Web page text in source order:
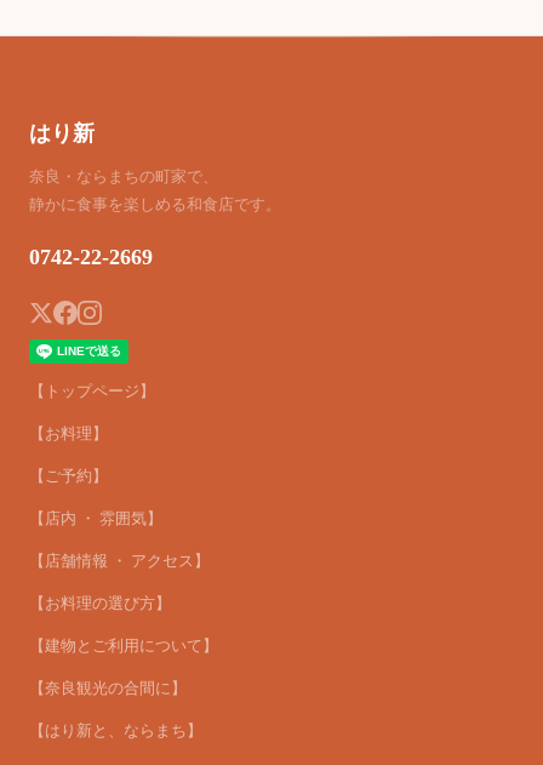
はり新
奈良・ならまちの町家で、
静かに食事を楽しめる和食店です。
0742-22-2669
【トップページ】
【お料理】
【ご予約】
【店内 ・ 雰囲気】
【店舗情報 ・ アクセス】
【お料理の選び方】
【建物とご利用について】
【奈良観光の合間に】
【はり新と、ならまち】